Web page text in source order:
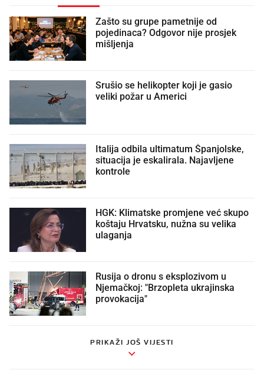
Zašto su grupe pametnije od
pojedinaca? Odgovor nije prosjek
mišljenja
Srušio se helikopter koji je gasio
veliki požar u Americi
Italija odbila ultimatum Španjolske,
situacija je eskalirala. Najavljene
kontrole
HGK: Klimatske promjene već skupo
koštaju Hrvatsku, nužna su velika
ulaganja
Rusija o dronu s eksplozivom u
Njemačkoj: "Brzopleta ukrajinska
provokacija"
PRIKAŽI JOŠ VIJESTI